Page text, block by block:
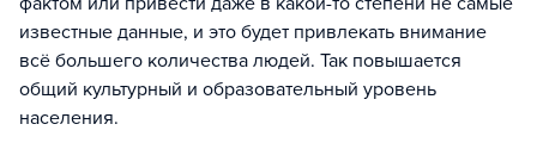
известные данные, и это будет привлекать внимание
всё большего количества людей. Так повышается
общий культурный и образовательный уровень
населения.